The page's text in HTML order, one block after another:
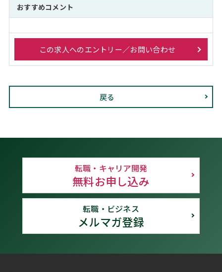
おすすめコメント
この求人へのエントリー／お問い合わせ
戻る
転職・キャリア開発
無料お申し込み
転職・ビジネス
メルマガ登録